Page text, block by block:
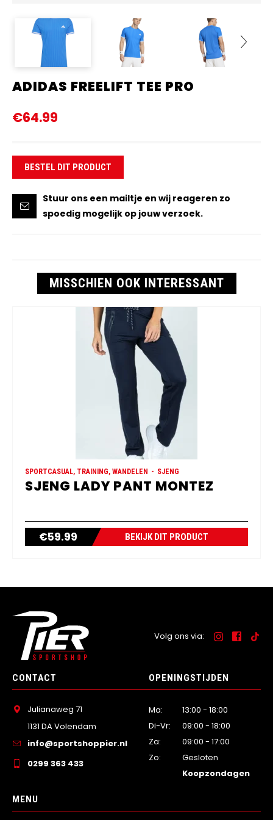
ADIDAS FREELIFT TEE PRO
€64.99
BESTEL DIT PRODUCT
Stuur ons een mailtje en wij reageren zo
spoedig mogelijk op jouw verzoek.
MISSCHIEN OOK INTERESSANT
SPORTCASUAL, TRAINING, WANDELEN SJENG
SJENG LADY PANT MONTEZ
€59.99 BEKIJK DIT PRODUCT
Volg ons via:
CONTACT
Julianaweg 71
1131 DA Volendam
info@sportshoppier.nl
0299 363 433
OPENINGSTIJDEN
Ma:
13:00 - 18:00
Di-Vr:
09:00 - 18:00
Za:
09:00 - 17:00
Zo:
Gesloten
Koopzondagen
MENU